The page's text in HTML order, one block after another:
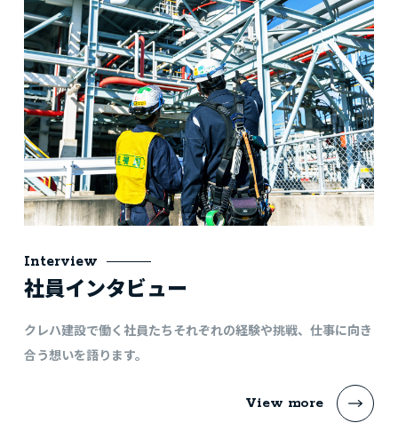
Interview
社員インタビュー
クレハ建設で働く社員たちそれぞれの経験や挑戦、仕事に向き
合う想いを語ります。
View more